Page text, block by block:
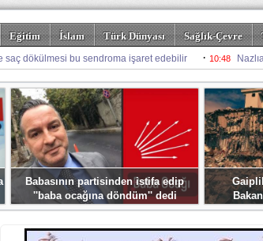
Eğitim İslam Türk Dünyası Sağlık-Çevre
Galeriler
Babasının partisinden istifa edip
''baba ocağına döndüm'' dedi